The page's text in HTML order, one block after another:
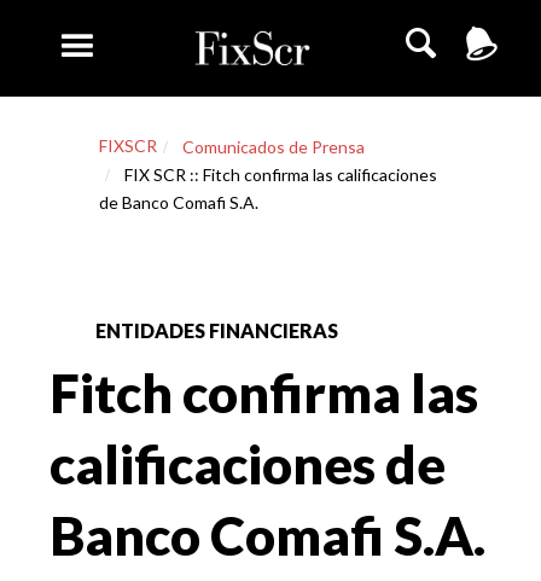
FIXSCR
Comunicados de Prensa
FIX SCR :: Fitch confirma las calificaciones
de Banco Comafi S.A.
ENTIDADES FINANCIERAS
Fitch confirma las
calificaciones de
Banco Comafi S.A.